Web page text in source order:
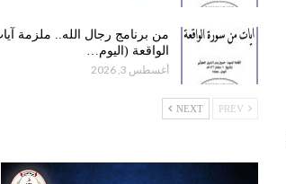
من برنامج رجال الله.. ملزمة
الواقعة (اليوم…
أغسطس 3, 2026
NEXT